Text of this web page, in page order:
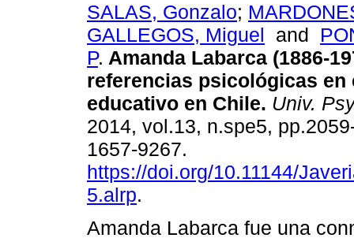
SALAS, Gonzalo;
GALLEGOS, Miguel and
P. Amanda Labarca (1886-
referencias psicológicas en
educativo en Chile. Univ.
2014, vol.13, n.spe5,
1657-9267.
https://doi.org/10.11144/
5.alrp.
Amanda Labarca fue una